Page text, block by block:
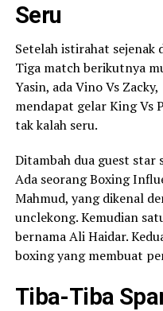
Seru
Setelah istirahat sejenak
Tiga match berikutnya
Yasin, ada Vino Vs
mendapat gelar King Vs
tak kalah seru.
Ditambah dua guest star
Ada seorang Boxing
Mahmud, yang dikenal
unclekong. Kemudian
bernama Ali Haidar.
boxing yang membuat
Tiba-Tiba